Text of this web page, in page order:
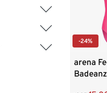
-24%
arena
Back